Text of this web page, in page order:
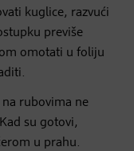
kuglice, razvući
previše
omotati u foliju
na rubovima ne
su gotovi,
u prahu.